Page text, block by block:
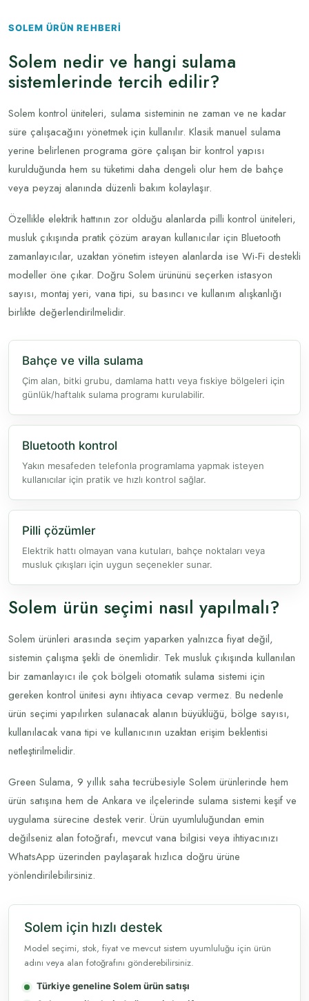
SOLEM ÜRÜN REHBERI
Solem nedir ve hangi sulama
sistemlerinde tercih edilir?
Solem kontrol üniteleri, sulama sisteminin ne zaman ve ne kadar
süre çalışacağını yönetmek için kullanılır. Klasik manuel sulama
yerine belirlenen programa göre çalışan bir kontrol yapısı
kurulduğunda hem su tüketimi daha dengeli olur hem de bahçe
veya peyzaj alanında düzenli bakım kolaylaşır.
Özellikle elektrik hattının zor olduğu alanlarda pilli kontrol üniteleri,
musluk çıkışında pratik çözüm arayan kullanıcılar için Bluetooth
zamanlayıcılar, uzaktan yönetim isteyen alanlarda ise Wi-Fi destekli
modeller öne çıkar. Doğru Solem ürününü seçerken istasyon
sayısı, montaj yeri, vana tipi, su basıncı ve kullanım alışkanlığı
birlikte değerlendirilmelidir.
Bahçe ve villa sulama
Çim alan, bitki grubu, damlama hattı veya fıskiye bölgeleri için
günlük/haftalık sulama programı kurulabilir.
Bluetooth kontrol
Yakın mesafeden telefonla programlama yapmak isteyen
kullanıcılar için pratik ve hızlı kontrol sağlar.
Pilli çözümler
Elektrik hattı olmayan vana kutuları, bahçe noktaları veya
musluk çıkışları için uygun seçenekler sunar.
Solem ürün seçimi nasıl yapılmalı?
Solem ürünleri arasında seçim yaparken yalnızca fiyat değil,
sistemin çalışma şekli de önemlidir. Tek musluk çıkışında kullanılan
bir zamanlayıcı ile çok bölgeli otomatik sulama sistemi için
gereken kontrol ünitesi aynı ihtiyaca cevap vermez. Bu nedenle
ürün seçimi yapılırken sulanacak alanın büyüklüğü, bölge sayısı,
kullanılacak vana tipi ve kullanıcının uzaktan erişim beklentisi
netleştirilmelidir.
Green Sulama, 9 yıllık saha tecrübesiyle Solem ürünlerinde hem
ürün satışına hem de Ankara ve ilçelerinde sulama sistemi keşif ve
uygulama sürecine destek verir. Ürün uyumluluğundan emin
değilseniz alan fotoğrafı, mevcut vana bilgisi veya ihtiyacınızı
WhatsApp üzerinden paylaşarak hızlıca doğru ürüne
yönlendirilebilirsiniz.
Solem için hızlı destek
Model seçimi, stok, fiyat ve mevcut sistem uyumluluğu için ürün
adını veya alan fotoğrafını gönderebilirsiniz.
Türkiye geneline Solem ürün satışı